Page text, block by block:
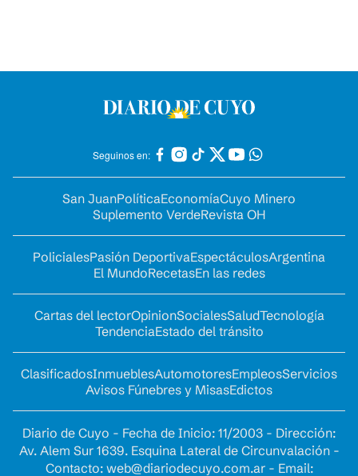
Seguinos en:
San JuanPolíticaEconomíaCuyo Minero
Suplemento VerdeRevista OH
PolicialesPasión DeportivaEspectáculosArgentina
El MundoRecetasEn las redes
Cartas del lectorOpinionSocialesSaludTecnología
TendenciaEstado del tránsito
ClasificadosInmueblesAutomotoresEmpleosServicios
Avisos Fúnebres y MisasEdictos
Diario de Cuyo - Fecha de Inicio: 11/2003 - Dirección:
Av. Alem Sur 1639. Esquina Lateral de Circunvalación -
Contacto: web@diariodecuyo.com.ar- Email: